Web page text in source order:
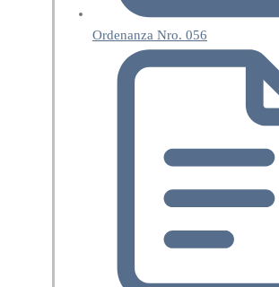
Ordenanza Nro. 056